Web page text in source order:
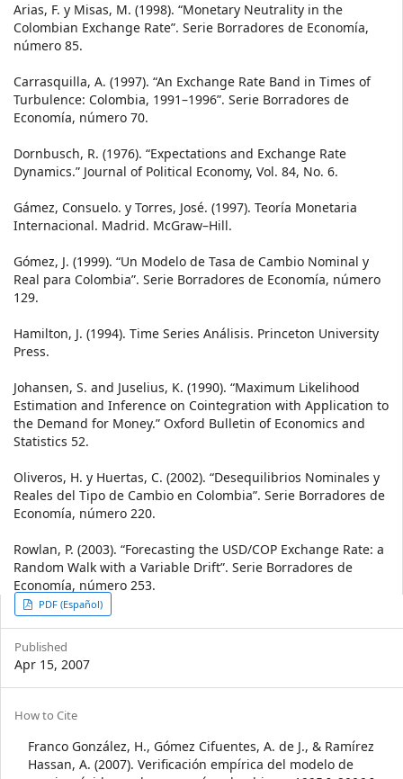
Arias, F. y Misas, M. (1998). “Monetary Neutrality in the
Colombian Exchange Rate”. Serie Borradores de Economía,
número 85.
Carrasquilla, A. (1997). “An Exchange Rate Band in Times of
Turbulence: Colombia, 1991–1996”. Serie Borradores de
Economía, número 70.
Dornbusch, R. (1976). “Expectations and Exchange Rate
Dynamics.” Journal of Political Economy, Vol. 84, No. 6.
Gámez, Consuelo. y Torres, José. (1997). Teoría Monetaria
Internacional. Madrid. McGraw–Hill.
Gómez, J. (1999). “Un Modelo de Tasa de Cambio Nominal y
Real para Colombia”. Serie Borradores de Economía, número
129.
Hamilton, J. (1994). Time Series Análisis. Princeton University
Press.
Johansen, S. and Juselius, K. (1990). “Maximum Likelihood
Estimation and Inference on Cointegration with Application to
the Demand for Money.” Oxford Bulletin of Economics and
Statistics 52.
Oliveros, H. y Huertas, C. (2002). “Desequilibrios Nominales y
Reales del Tipo de Cambio en Colombia”. Serie Borradores de
Economía, número 220.
Rowlan, P. (2003). “Forecasting the USD/COP Exchange Rate: a
Random Walk with a Variable Drift”. Serie Borradores de
Economía, número 253.
Article
Sidebar
PDF (Español)
Published
Apr 15, 2007
Article
Details
How to Cite
Franco González, H., Gómez Cifuentes, A. de J., & Ramírez
Hassan, A. (2007). Verificación empírica del modelo de